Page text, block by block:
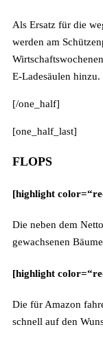
Als Ersatz für die
werden am
E-Ladesäulen hinzu.
[/one_half]
[one_half_last]
FLOPS
[highlight
Die neben dem
gewachsenen
[highlight
Die für Amazon
schnell auf den